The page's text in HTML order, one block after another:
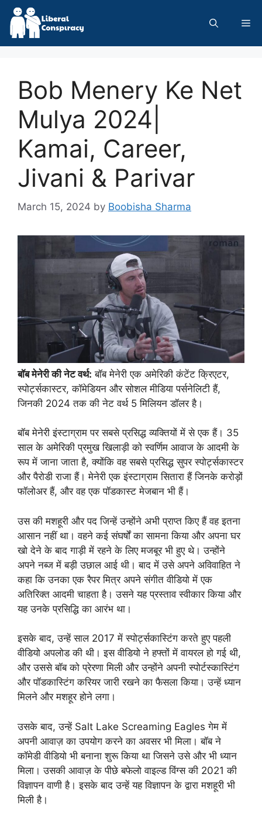
Skip
content
Bob Menery Ke Net
Mulya 2024|
Kamai, Career,
Jivani & Parivar
March 15, 2024 by Boobisha Sharma
बॉब मेनेरी की नेट वर्थ: बॉब मेनेरी एक अमेरिकी कंटेंट क्रिएटर,
स्पोर्ट्सकास्टर, कॉमेडियन और सोशल मीडिया पर्सनेलिटी हैं,
जिनकी 2024 तक की नेट वर्थ 5 मिलियन डॉलर है।
बॉब मेनेरी इंस्टाग्राम पर सबसे प्रसिद्ध व्यक्तियों में से एक हैं। 35
साल के अमेरिकी प्रमुख खिलाड़ी को स्वर्णिम आवाज के आदमी के
रूप में जाना जाता है, क्योंकि वह सबसे प्रसिद्ध सुपर स्पोर्ट्सकास्टर
और पैरोडी राजा हैं। मेनेरी एक इंस्टाग्राम सितारा हैं जिनके करोड़ों
फॉलोअर हैं, और वह एक पॉडकास्ट मेजबान भी हैं।
उस की मशहूरी और पद जिन्हें उन्होंने अभी प्राप्त किए हैं वह इतना
आसान नहीं था। वहने कई संघर्षों का सामना किया और अपना घर
खो देने के बाद गाड़ी में रहने के लिए मजबूर भी हुए थे। उन्होंने
अपने नब्ज में बड़ी उछाल आई थी। बाद में उसे अपने अविवाहित ने
कहा कि उनका एक रैपर मित्र अपने संगीत वीडियो में एक
अतिरिक्त आदमी चाहता है। उसने यह प्रस्ताव स्वीकार किया और
यह उनके प्रसिद्धि का आरंभ था।
इसके बाद, उन्हें साल 2017 में स्पोर्ट्सकास्टिंग करते हुए पहली
वीडियो अपलोड की थी। इस वीडियो ने हफ्तों में वायरल हो गई थी,
और उससे बॉब को प्रेरणा मिली और उन्होंने अपनी स्पोर्टस्कास्टिंग
और पॉडकास्टिंग करियर जारी रखने का फैसला किया। उन्हें ध्यान
मिलने और मशहूर होने लगा।
उसके बाद, उन्हें Salt Lake Screaming Eagles गेम में
अपनी आवाज़ का उपयोग करने का अवसर भी मिला। बॉब ने
कॉमेडी वीडियो भी बनाना शुरू किया था जिसने उसे और भी ध्यान
मिला। उसकी आवाज़ के पीछे बफेलो वाइल्ड विंग्स की 2021 की
विज्ञापन वाणी है। इसके बाद उन्हें यह विज्ञापन के द्वारा मशहूरी भी
मिली है।